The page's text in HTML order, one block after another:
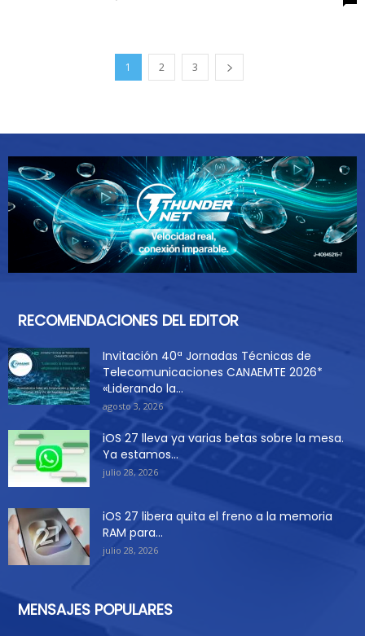
1 2 3
RECOMENDACIONES DEL EDITOR
Invitación 40ª Jornadas Técnicas de
Telecomunicaciones CANAEMTE 2026*
«Liderando la...
agosto 3, 2026
iOS 27 lleva ya varias betas sobre la mesa.
Ya estamos...
julio 28, 2026
iOS 27 libera quita el freno a la memoria
RAM para...
julio 28, 2026
MENSAJES POPULARES